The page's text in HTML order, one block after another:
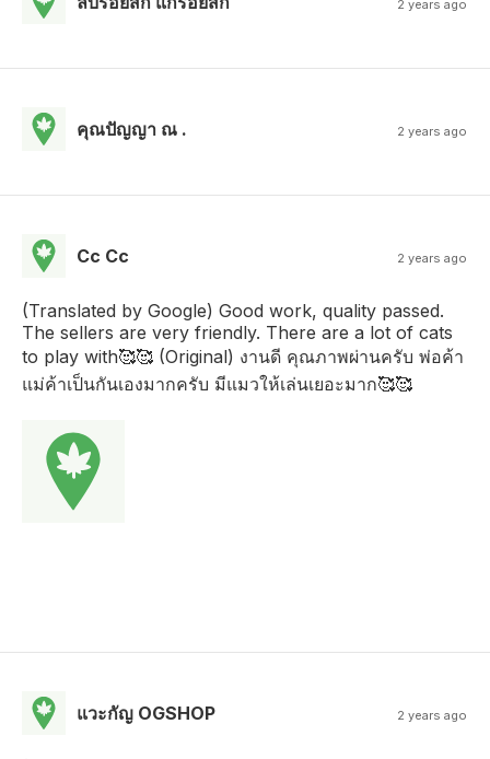
2 years ago
คุณปัญญา ณ . 2 years ago
Cc Cc 2 years ago
(Translated by Google) Good work, quality passed.
The sellers are very friendly. There are a lot of cats
to play with🥰🥰 (Original) งานดี คุณภาพผ่านครับ พ่อค้า
แม่ค้าเป็นกันเองมากครับ มีแมวให้เล่นเยอะมาก🥰🥰
แวะกัญ OGSHOP 2 years ago